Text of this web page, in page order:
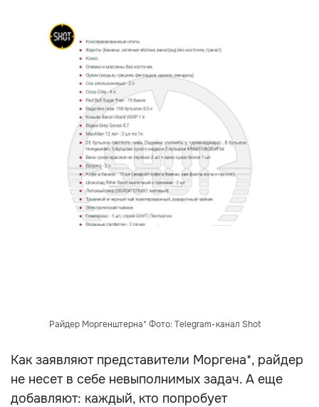
Райдер Моргенштерна* Фото: Telegram-канал Shot
Как заявляют представители Моргена*, райдер
не несет в себе невыполнимых задач. А еще
добавляют: каждый, кто попробует